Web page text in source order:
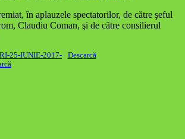
în aplauzele spectatorilor, de către şeful
Claudiu Coman, şi de către consilierul
25-IUNIE-2017-
Descarcă